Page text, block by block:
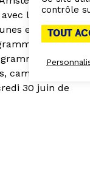
la jeune
entre 12
:
caméra à la
30 juin de
contrôle
TOUT